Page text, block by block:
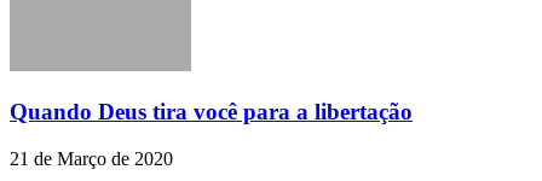
Quando Deus tira você para a libertação
21 de Março de 2020